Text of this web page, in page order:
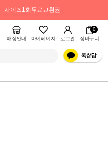
사이즈1회무료교환권
매장안내 마이페이지 로그인
0
장바구니